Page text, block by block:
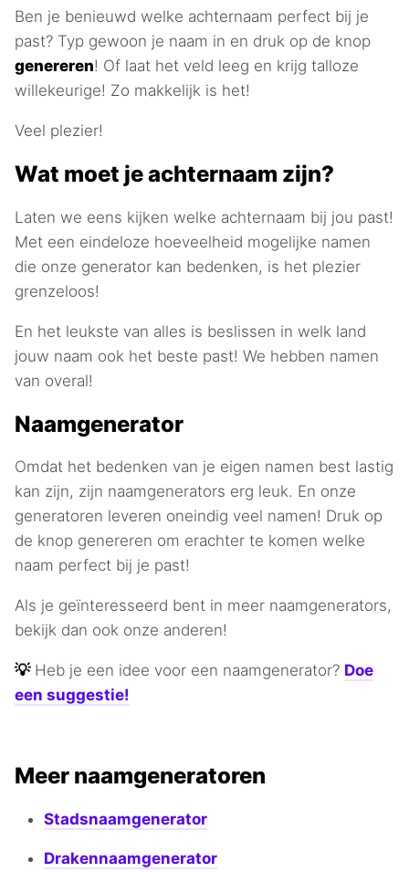
Ben je benieuwd welke achternaam perfect bij je
past? Typ gewoon je naam in en druk op de knop
genereren! Of laat het veld leeg en krijg talloze
willekeurige! Zo makkelijk is het!
Veel plezier!
Wat moet je achternaam zijn?
Laten we eens kijken welke achternaam bij jou past!
Met een eindeloze hoeveelheid mogelijke namen
die onze generator kan bedenken, is het plezier
grenzeloos!
En het leukste van alles is beslissen in welk land
jouw naam ook het beste past! We hebben namen
van overal!
Naamgenerator
Omdat het bedenken van je eigen namen best lastig
kan zijn, zijn naamgenerators erg leuk. En onze
generatoren leveren oneindig veel namen! Druk op
de knop genereren om erachter te komen welke
naam perfect bij je past!
Als je geïnteresseerd bent in meer naamgenerators,
bekijk dan ook onze anderen!
💡 Heb je een idee voor een naamgenerator? Doe
een suggestie!
Meer naamgeneratoren
Stadsnaamgenerator
Drakennaamgenerator